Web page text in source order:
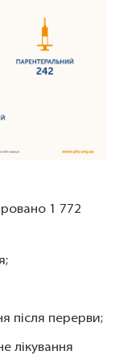
1 772
після перерви;
лікування